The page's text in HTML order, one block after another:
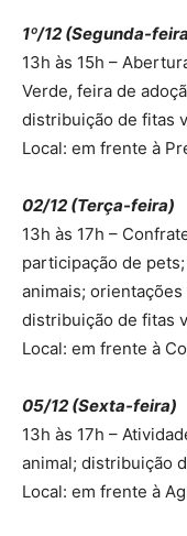
1º/12 (Segunda-
13h às 15h –
Verde, feira de
distribuição de fitas
Local: em frente à
02/12 (Terça-feira)
13h às 17h –
participação de
animais;
distribuição de fitas
Local: em frente à
05/12 (Sexta-feira)
13h às 17h –
animal; distribuição
Local: em frente à